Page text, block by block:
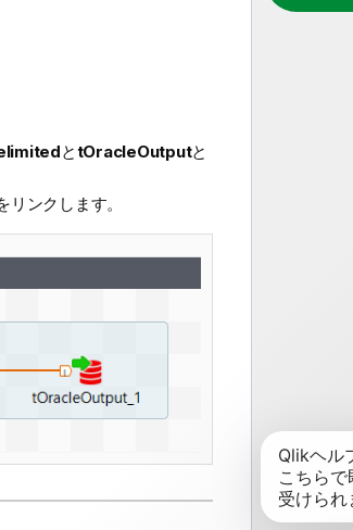
とtOracleOutputと
ンクします。